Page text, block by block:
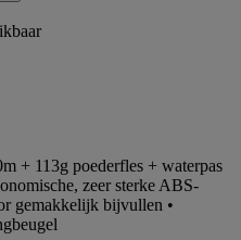
+ 113g poederfles + waterpas
zeer sterke ABS-
gemakkelijk bijvullen •